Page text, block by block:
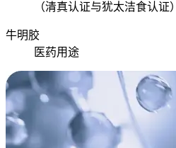
（清真认证与犹太洁食认证）
牛明胶
医药用途